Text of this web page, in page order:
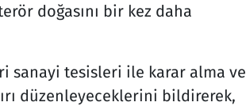
doğasını bir kez daha
sanayi tesisleri ile karar alma ve
düzenleyeceklerini bildirerek,